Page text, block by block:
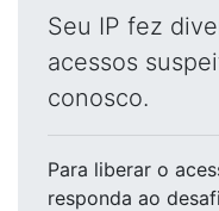
Seu IP fez
acessos
conosco.
Para liberar o
responda ao